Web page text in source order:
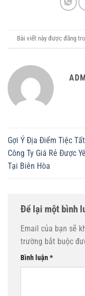
Bài viết này được đăng
Gợi Ý Địa Điểm Tiệc
Công Ty Giá Rẻ Được
Tại Biên Hòa
Để lại một bình
Email của bạn sẽ
trường bắt buộc
Bình luận*